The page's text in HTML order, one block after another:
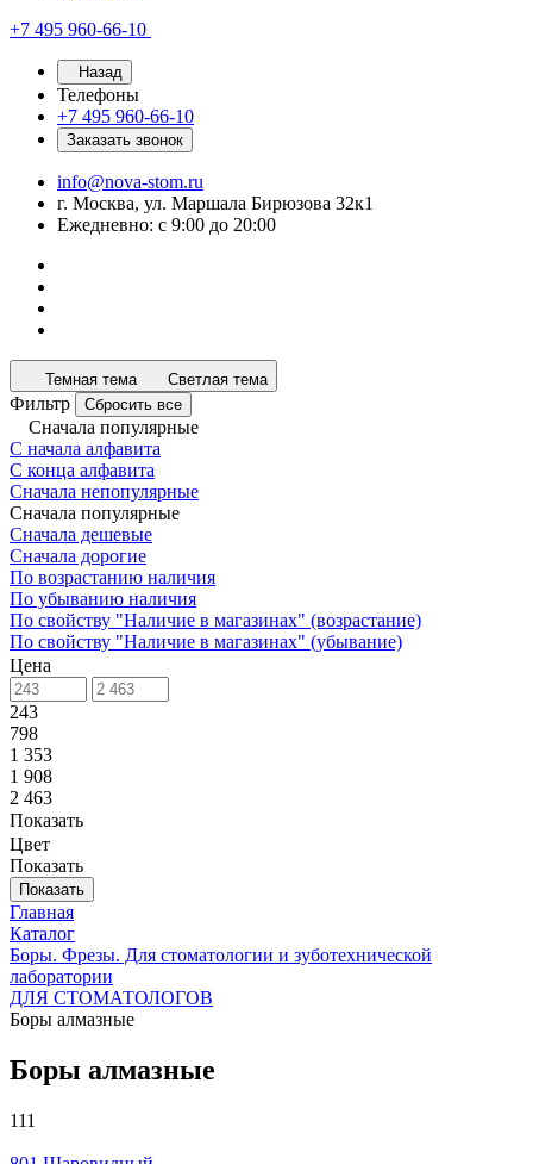
+7 495 960-66-10
Назад
Телефоны
+7 495 960-66-10
Заказать звонок
info@nova-stom.ru
г. Москва, ул. Маршала Бирюзова 32к1
Ежедневно: с 9:00 до 20:00
Темная тема Светлая тема
Фильтр Сбросить все
Сначала популярные
С начала алфавита
С конца алфавита
Сначала непопулярные
Сначала популярные
Сначала дешевые
Сначала дорогие
По возрастанию наличия
По убыванию наличия
По свойству "Наличие в магазинах" (возрастание)
По свойству "Наличие в магазинах" (убывание)
Цена
243
798
1 353
1 908
2 463
Показать
Цвет
Показать
Показать
Главная
Каталог
Боры. Фрезы. Для стоматологии и зуботехнической
лаборатории
ДЛЯ СТОМАТОЛОГОВ
Боры алмазные
Боры алмазные
111